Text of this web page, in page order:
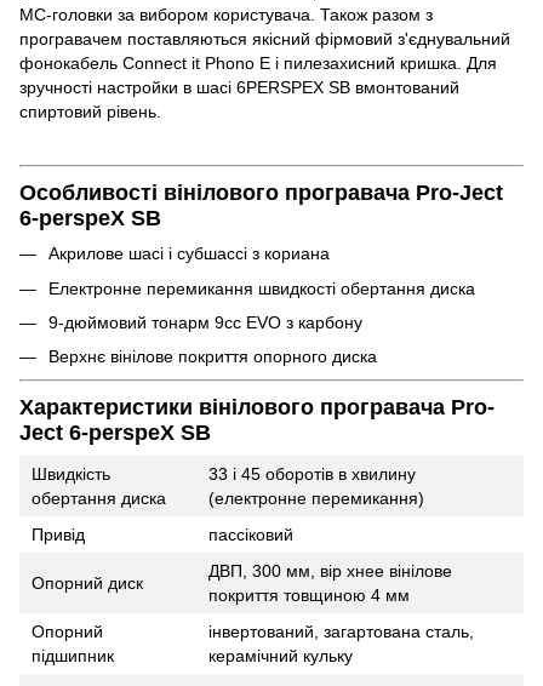
MC-головки за вибором користувача. Також разом з
програвачем поставляються якісний фірмовий з'єднувальний
фонокабель Connect it Phono E і пилезахисний кришка. Для
зручності настройки в шасі 6PERSPEX SB вмонтований
спиртовий рівень.
Особливості вінілового програвача Pro-Ject
6-perspeX SB
Акрилове шасі і субшассі з кориана
Електронне перемикання швидкості обертання диска
9-дюймовий тонарм 9cc EVO з карбону
Верхнє вінілове покриття опорного диска
Характеристики вінілового програвача Pro-
Ject 6-perspeX SB
Швидкість
обертання диска
33 і 45 оборотів в хвилину
(електронне перемикання)
Привід
пассіковий
Опорний диск
ДВП, 300 мм, вір хнее вінілове
покриття товщиною 4 мм
Опорний
підшипник
інвертований, загартована сталь,
керамічний кульку